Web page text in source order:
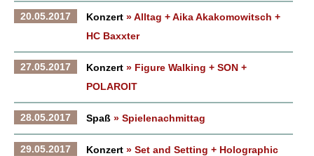
20.05.2017 Konzert » Alltag + Aika Akakomowitsch +
HC Baxxter
27.05.2017 Konzert » Figure Walking + SON +
POLAROIT
28.05.2017 Spaß » Spielenachmittag
29.05.2017 Konzert » Set and Setting + Holographic